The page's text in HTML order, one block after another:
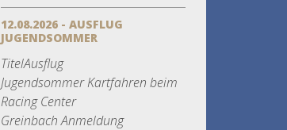
12.08.2026 - AUSFLUG
JUGENDSOMMER
TitelAusflug
Jugendsommer Kartfahren beim
Racing Center
Greinbach Anmeldung